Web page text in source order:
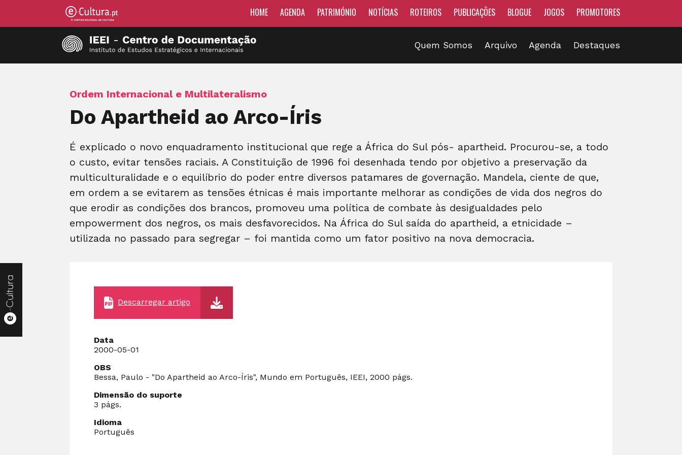
HOME AGENDA PATRIMÓNIO NOTÍCIAS ROTEIROS PUBLICAÇÕES BLOGUE JOGOS PROMOTORES
Quem Somos Arquivo Agenda Destaques
Ordem Internacional e Multilateralismo
Do Apartheid ao Arco-Íris
É explicado o novo enquadramento institucional que rege a África do Sul pós- apartheid. Procurou-se, a todo
o custo, evitar tensões raciais. A Constituição de 1996 foi desenhada tendo por objetivo a preservação da
multiculturalidade e o equilíbrio do poder entre diversos patamares de governação. Mandela, ciente de que,
em ordem a se evitarem as tensões étnicas é mais importante melhorar as condições de vida dos negros do
que erodir as condições dos brancos, promoveu uma política de combate às desigualdades pelo
empowerment dos negros, os mais desfavorecidos. Na África do Sul saída do apartheid, a etnicidade –
utilizada no passado para segregar – foi mantida como um fator positivo na nova democracia.
Descarregar artigo
Data
2000-05-01
OBS
Bessa, Paulo - "Do Apartheid ao Arco-Íris", Mundo em Português, IEEI, 2000 págs.
Dimensão do suporte
3 págs.
Idioma
Português